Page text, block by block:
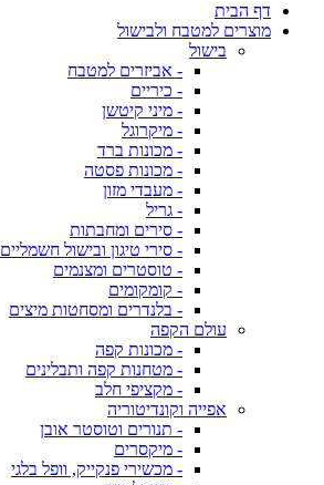
דף הבית
מוצרים למטבח ולבישול
בישול
- אביזרים למטבח
- כיריים
- מיני קיטשן
- מיקרוגל
- מכונות ברד
- מכונות פסטה
- מעבדי מזון
- גריל
- סירים ומחבתות
- סירי טיגון ובישול חשמליים
- טוסטרים ומצנמים
- קומקומים
- בלנדרים ומסחטות מיצים
עולם הקפה
- מכונות קפה
- מטחנות קפה ותבלינים
- מקציפי חלב
אפייה וקונדיטוריה
- תנורים וטוסטר אובן
- מיקסרים
- מכשירי פנקייק, וופל בלגי